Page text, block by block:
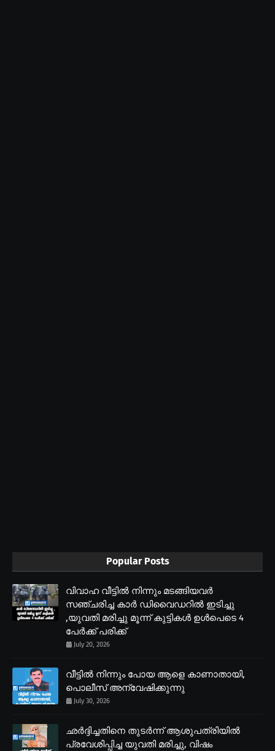
Popular Posts
വിവാഹ വീട്ടിൽ നിന്നും മടങ്ങിയവർ
സഞ്ചരിച്ച കാർ ഡിവൈഡറിൽ ഇടിച്ചു
,യുവതി മരിച്ചു മൂന്ന് കുട്ടികൾ ഉൾപെടെ 4
പേർക്ക് പരിക്ക്
July 20, 2026
വീട്ടിൽ നിന്നും പോയ ആളെ കാണാതായി,
പൊലീസ് അന്വേഷിക്കുന്നു
July 30, 2026
ഛർദ്ദിച്ചതിനെ തുടർന്ന് ആശുപത്രിയിൽ
പ്രവേശിപ്പിച്ച യുവതി മരിച്ചു, വിഷം